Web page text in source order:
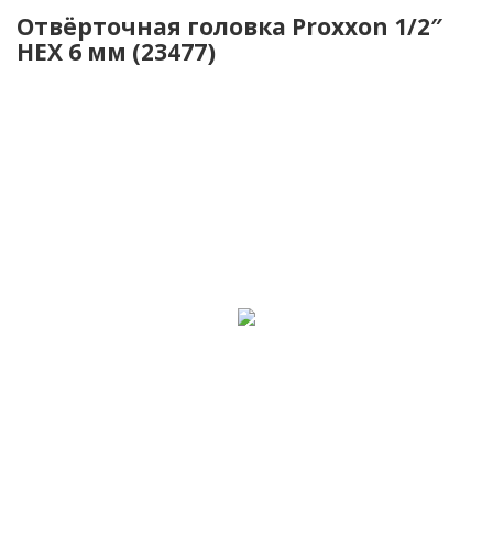
Отвёрточная головка Proxxon 1/2″
HEX 6 мм (23477)